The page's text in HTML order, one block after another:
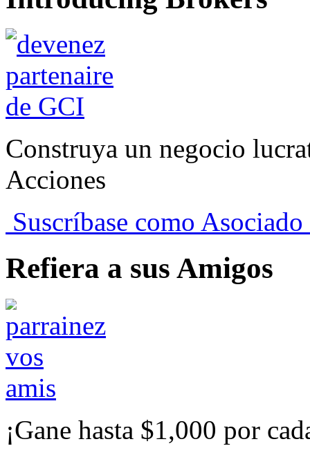
Construya un negocio
Acciones
Suscríbase como
Refiera a sus Amigos
¡Gane hasta $1,000 por